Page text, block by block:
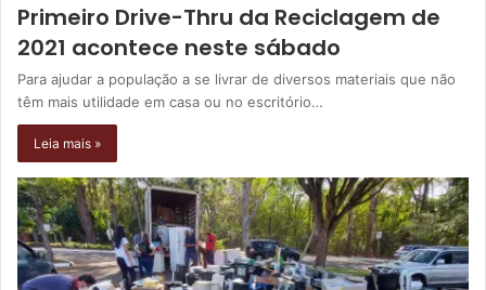
Primeiro Drive-Thru da Reciclagem de
2021 acontece neste sábado
Para ajudar a população a se livrar de diversos materiais que não
têm mais utilidade em casa ou no escritório…
Leia mais »